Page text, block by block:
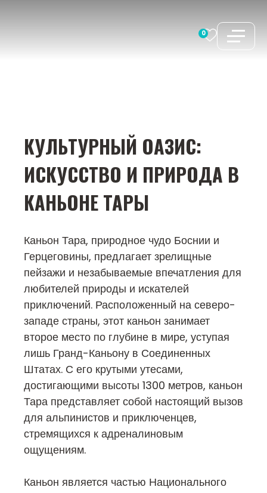
0
КУЛЬТУРНЫЙ ОАЗИС:
ИСКУССТВО И ПРИРОДА В
КАНЬОНЕ ТАРЫ
Каньон Тара, природное чудо Боснии и
Герцеговины, предлагает зрелищные
пейзажи и незабываемые впечатления для
любителей природы и искателей
приключений. Расположенный на северо-
западе страны, этот каньон занимает
второе место по глубине в мире, уступая
лишь Гранд-Каньону в Соединенных
Штатах. С его крутыми утесами,
достигающими высоты 1300 метров, каньон
Тара представляет собой настоящий вызов
для альпинистов и приключенцев,
стремящихся к адреналиновым
ощущениям.
Каньон является частью Национального